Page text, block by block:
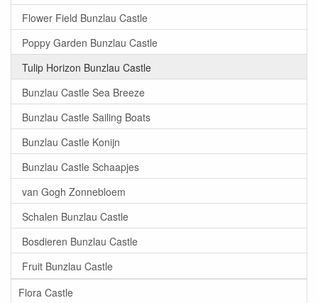
Flower Field Bunzlau Castle
Poppy Garden Bunzlau Castle
Tulip Horizon Bunzlau Castle
Bunzlau Castle Sea Breeze
Bunzlau Castle Sailing Boats
Bunzlau Castle Konijn
Bunzlau Castle Schaapjes
van Gogh Zonnebloem
Schalen Bunzlau Castle
Bosdieren Bunzlau Castle
Fruit Bunzlau Castle
Flora Castle